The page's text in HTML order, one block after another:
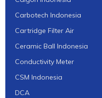
Carbotech Indonesia
Cartridge Filter Air
Ceramic Ball Indonesia
Conductivity Meter
CSM Indonesia
DCA